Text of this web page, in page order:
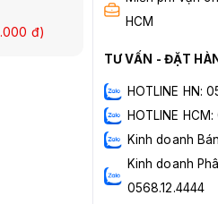
đ)
HCM
TƯ VẤN - ĐẶT
HOTLINE HN:
HOTLINE
Kinh doanh
Kinh doanh
0568.12.4444